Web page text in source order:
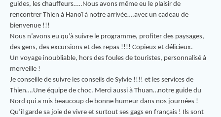
guides, les chauffeurs…..Nous avons même eu le plaisir de
rencontrer Thien à Hanoï à notre arrivée….avec un cadeau de
bienvenue !!!
Nous n’avons eu qu’à suivre le programme, profiter des paysages,
des gens, des excursions et des repas !!!! Copieux et délicieux.
Un voyage inoubliable, hors des foules de touristes, personnalisé à
merveille !
Je conseille de suivre les conseils de Sylvie !!!! et les services de
Thien….Une équipe de choc. Merci aussi à Thuan…notre guide du
Nord qui a mis beaucoup de bonne humeur dans nos journées !
Qu’il garde sa joie de vivre et surtout ses gags en français ! Ils sont